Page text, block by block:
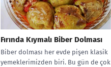
Fırında Kıymalı Biber Dolması
Biber dolması her evde pişen klasik
yemeklerimizden biri. Bu gün de çok